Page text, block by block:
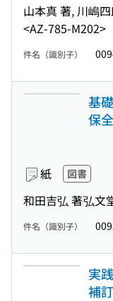
山本真 著, 川嶋
<AZ-785-M202>
件名（識別子）
基
保
紙 図書
和田吉弘 著弘文
件名（識別子）
実
補